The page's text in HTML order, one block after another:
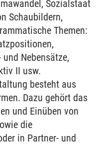
Sozialstaat
Schaubildern,
Themen:
Nebensätze,
II usw.
besteht aus
Dazu gehört das
und Einüben von
die
in Partner- und